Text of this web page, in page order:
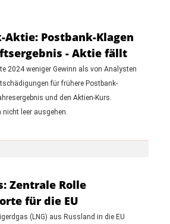
Aktie: Postbank-Klagen
- Aktie fällt
2024 weniger Gewinn als von Analysten
für frühere Postbank-
und den Aktien-Kurs.
leer ausgehen.
Zentrale Rolle
für die EU
(LNG) aus Russland in die EU